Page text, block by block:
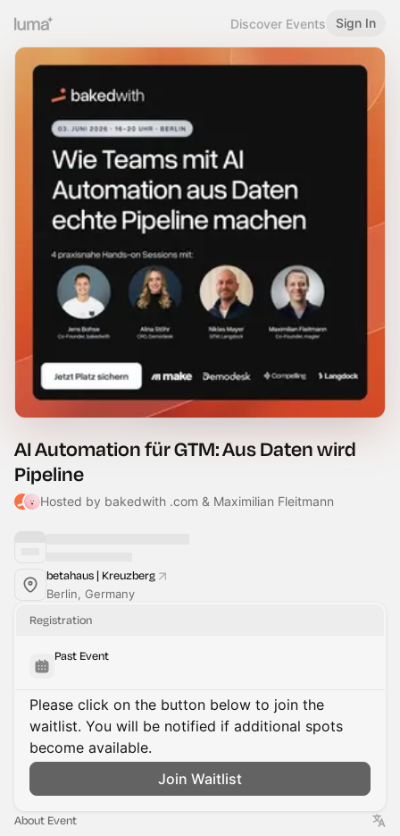
Discover Events Sign In
AI Automation für GTM: Aus Daten wird
Pipeline
Hosted by bakedwith .com & Maximilian Fleitmann
betahaus | Kreuzberg
Berlin, Germany
Registration
Past Event
Please click on the button below to join the
waitlist. You will be notified if additional spots
become available.
Join Waitlist
About Event